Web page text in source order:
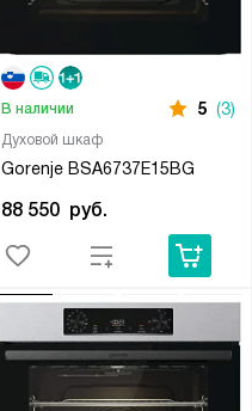
Духовой шкаф
Gorenje BSA6737E15BG
В наличии 5 (3)
88 550 руб.